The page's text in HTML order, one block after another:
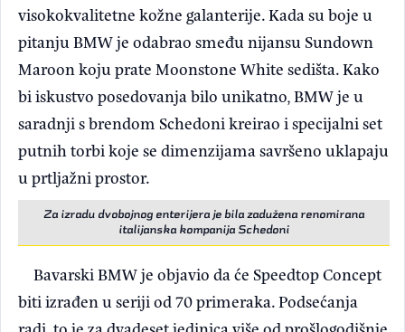
visokokvalitetne kožne galanterije. Kada su boje u
pitanju BMW je odabrao smeđu nijansu Sundown
Maroon koju prate Moonstone White sedišta. Kako
bi iskustvo posedovanja bilo unikatno, BMW je u
saradnji s brendom Schedoni kreirao i specijalni set
putnih torbi koje se dimenzijama savršeno uklapaju
u prtljažni prostor.
Za izradu dvobojnog enterijera je bila zadužena renomirana
italijanska kompanija Schedoni
Bavarski BMW je objavio da će Speedtop Concept
biti izrađen u seriji od 70 primeraka. Podsećanja